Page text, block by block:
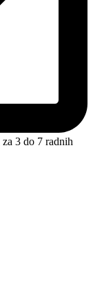
za 3 do 7 radnih